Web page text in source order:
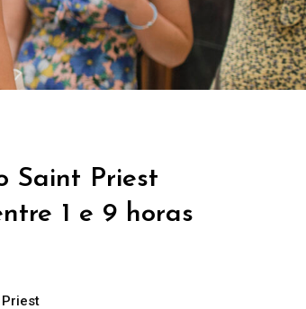
Saint Priest
1 e 9 horas